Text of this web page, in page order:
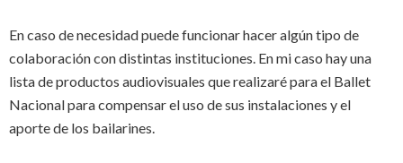
En caso de necesidad puede funcionar hacer algún tipo de
colaboración con distintas instituciones. En mi caso hay una
lista de productos audiovisuales que realizaré para el Ballet
Nacional para compensar el uso de sus instalaciones y el
aporte de los bailarines.